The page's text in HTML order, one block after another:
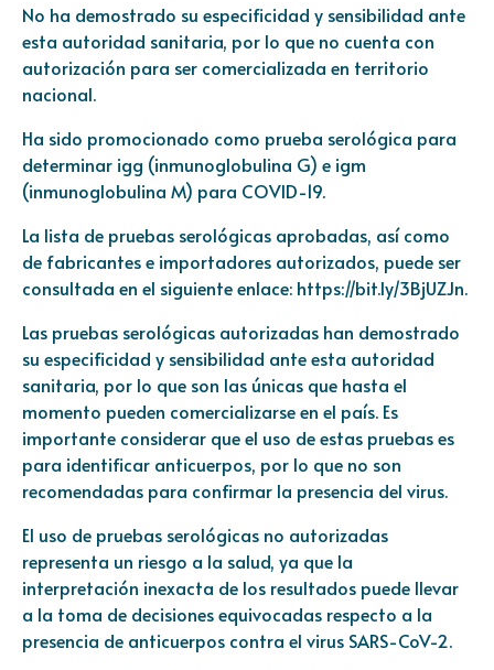
No ha demostrado su especificidad y sensibilidad ante
esta autoridad sanitaria, por lo que no cuenta con
autorización para ser comercializada en territorio
nacional.
Ha sido promocionado como prueba serológica para
determinar igg (inmunoglobulina G) e igm
(inmunoglobulina M) para COVID-19.
La lista de pruebas serológicas aprobadas, así como
de fabricantes e importadores autorizados, puede ser
consultada en el siguiente enlace: https://bit.ly/3BjUZJn.
Las pruebas serológicas autorizadas han demostrado
su especificidad y sensibilidad ante esta autoridad
sanitaria, por lo que son las únicas que hasta el
momento pueden comercializarse en el país. Es
importante considerar que el uso de estas pruebas es
para identificar anticuerpos, por lo que no son
recomendadas para confirmar la presencia del virus.
El uso de pruebas serológicas no autorizadas
representa un riesgo a la salud, ya que la
interpretación inexacta de los resultados puede llevar
a la toma de decisiones equivocadas respecto a la
presencia de anticuerpos contra el virus SARS-CoV-2.